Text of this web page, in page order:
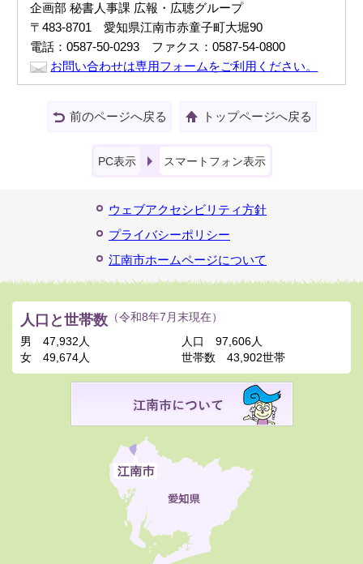
企画部 秘書人事課 広報・広聴グループ
〒483-8701 愛知県江南市赤童子町大堀90
電話：0587-50-0293 ファクス：0587-54-0800
お問い合わせは専用フォームをご利用ください。
前のページへ戻る トップページへ戻る
PC表示 スマートフォン表示
ウェブアクセシビリティ方針
プライバシーポリシー
江南市ホームページについて
人口と世帯数 （令和8年7月末現在）
男
47,932人
女
49,674人
人口
97,606人
世帯数
43,902世帯